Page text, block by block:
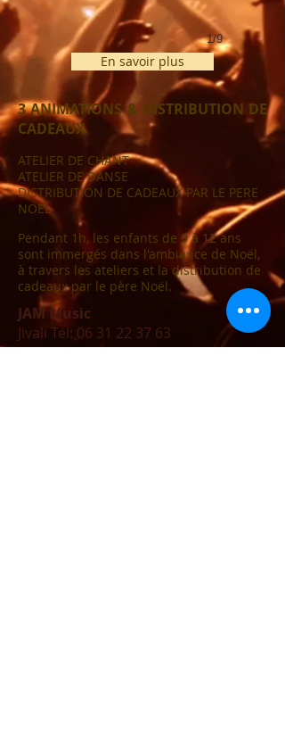
1/9
En savoir plus
3 ANIMATIONS & DISTRIBUTION DE
CADEAUX
ATELIER DE CHANT
ATELIER DE DANSE
DISTRIBUTION DE CADEAUX PAR LE PERE
NOËL
Pendant 1h, les enfants de 3 à 12 ans
sont immergés dans l'ambiance de Noël,
à travers les ateliers et la distribution de
cadeaux par le père Noël.
JAM Music
Jivali Tél: 06 31 22 37 63
jivalijam.music@gmail.com